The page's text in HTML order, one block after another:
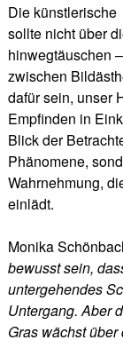
Die künstlerische
sollte nicht über
hinwegtäuschen
zwischen
dafür sein, unser
Empfinden in
Blick der
Phänomene,
Wahrnehmung,
einlädt.
Monika
bewusst sein,
untergehendes
Untergang. Aber
Gras wächst